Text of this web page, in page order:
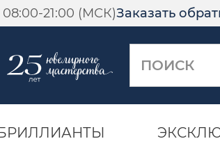
08:00-21:00 (МСК)Заказать